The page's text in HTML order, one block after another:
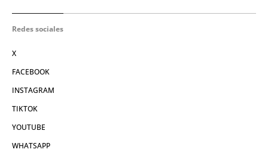
Redes sociales
X
FACEBOOK
INSTAGRAM
TIKTOK
YOUTUBE
WHATSAPP